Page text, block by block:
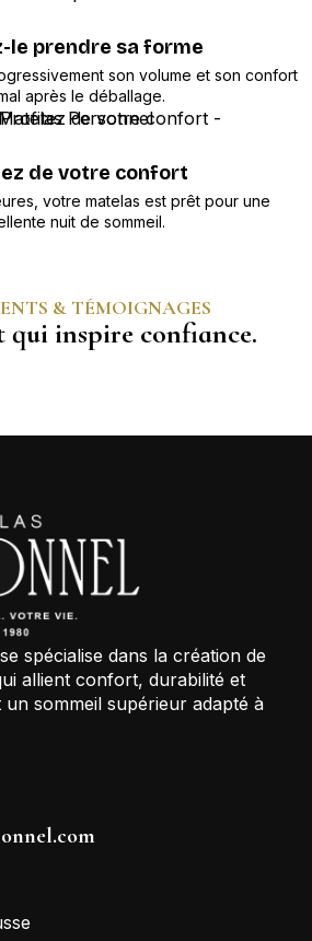
le prendre sa forme
son volume et son confort
après le déballage.
de votre confort
votre matelas est prêt pour une
nuit de sommeil.
& TÉMOIGNAGES
inspire confiance.
spécialise dans la création de
allient confort, durabilité et
sommeil supérieur adapté à